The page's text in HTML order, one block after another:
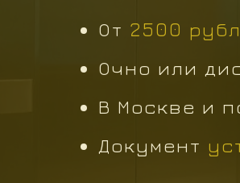
От 2500
Очно или
В Москве и
Документ